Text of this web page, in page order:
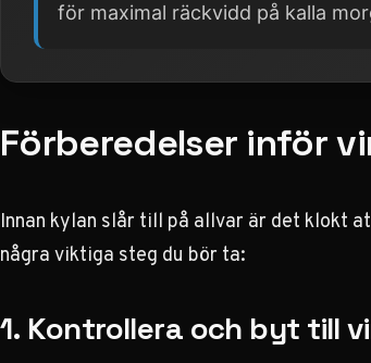
för maximal räckvidd på kalla
Förberedelser inför
Innan kylan slår till på allvar är det klokt
några viktiga steg du bör ta:
1. Kontrollera och byt till